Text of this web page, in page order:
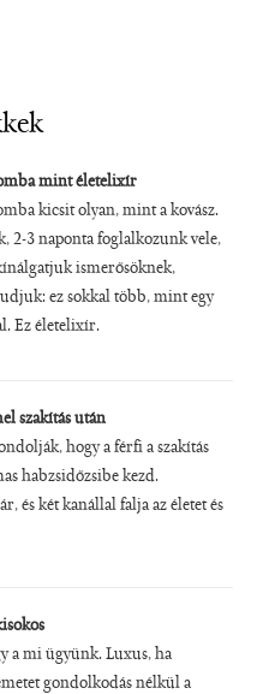
mint életelixír
kicsit olyan, mint a kovász.
2-3 naponta foglalkozunk vele,
ismerősöknek,
ez sokkal több, mint egy
Ez életelixír.
szakítás után
hogy a férfi a szakítás
habzsidőzsibe kezd.
és két kanállal falja az életet és
a mi ügyünk. Luxus, ha
gondolkodás nélkül a